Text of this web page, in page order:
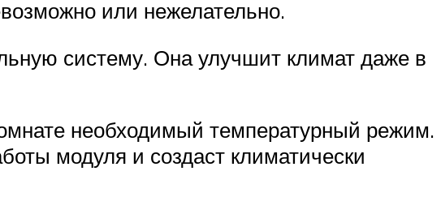
или нежелательно.
систему. Она улучшит климат даже в
необходимый температурный режим.
модуля и создаст климатически